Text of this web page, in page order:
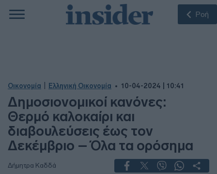
Ροή
Οικονομία Ελληνική Οικονομία 10-04-2024 | 10:41
Δημοσιονομικοί κανόνες:
Θερμό καλοκαίρι και
διαβουλεύσεις έως τον
Δεκέμβριο – Όλα τα ορόσημα
Δήμητρα Καδδά